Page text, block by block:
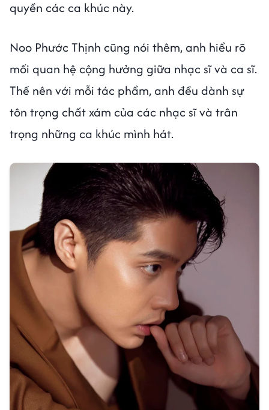
quyền các ca khúc này.
Noo Phước Thịnh cũng nói thêm, anh hiểu rõ
mối quan hệ cộng hưởng giữa nhạc sĩ và ca sĩ.
Thế nên với mỗi tác phẩm, anh đều dành sự
tôn trọng chất xám của các nhạc sĩ và trân
trọng những ca khúc mình hát.